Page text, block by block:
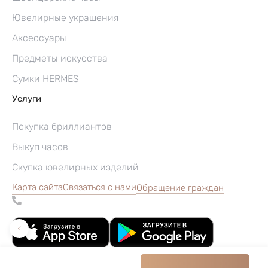
Ювелирные украшения
Аксессуары
Предметы искусства
Сумки HERMES
Услуги
Покупка бриллиантов
Выкуп часов
Скупка ювелирных изделий
Карта сайтаСвязаться с намиОбращение граждан